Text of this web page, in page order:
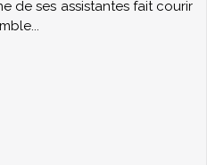
de ses assistantes fait courir